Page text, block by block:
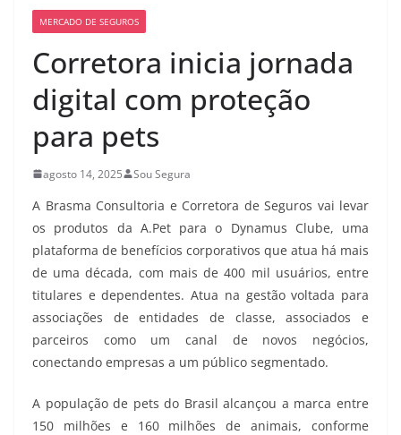
MERCADO DE SEGUROS
Corretora inicia jornada
digital com proteção
para pets
agosto 14, 2025 Sou Segura
A Brasma Consultoria e Corretora de Seguros vai levar
os produtos da A.Pet para o Dynamus Clube, uma
plataforma de benefícios corporativos que atua há mais
de uma década, com mais de 400 mil usuários, entre
titulares e dependentes. Atua na gestão voltada para
associações de entidades de classe, associados e
parceiros como um canal de novos negócios,
conectando empresas a um público segmentado.
A população de pets do Brasil alcançou a marca entre
150 milhões e 160 milhões de animais, conforme